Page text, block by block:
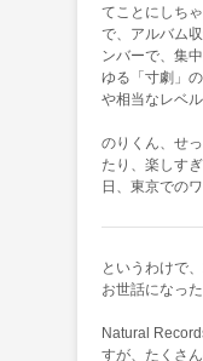
てことにしち
で、アルバム
ンバーで、集
ゆる「寸劇」
や相当なレベ
のりくん、せ
たり、楽しす
日、東京での
というわけで
お世話になっ
Natural
すが、たくさ